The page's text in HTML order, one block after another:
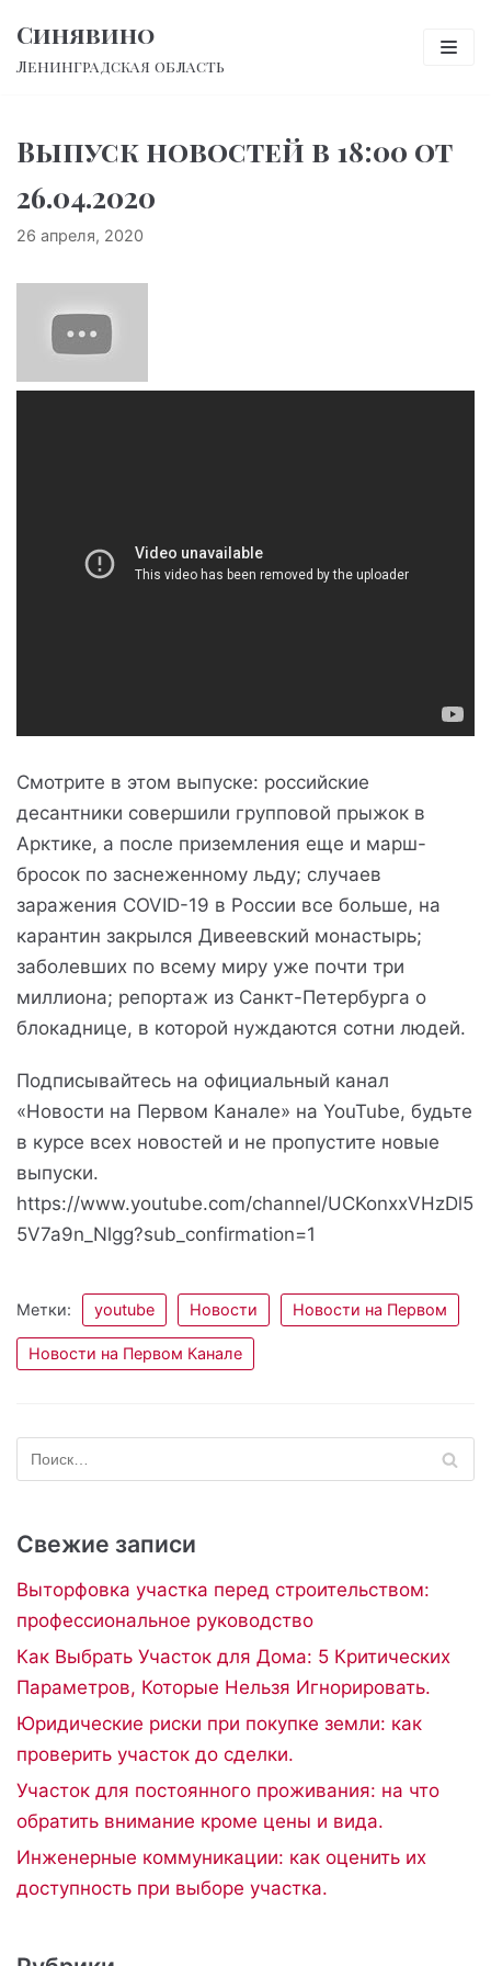
Перейти
к
Синявино
Ленинградская область
Выпуск новостей в 18:00 от
26.04.2020
26 апреля, 2020
Смотрите в этом выпуске: российские
десантники совершили групповой прыжок в
Арктике, а после приземления еще и марш-
бросок по заснеженному льду; случаев
заражения COVID-19 в России все больше, на
карантин закрылся Дивеевский монастырь;
заболевших по всему миру уже почти три
миллиона; репортаж из Санкт-Петербурга о
блокаднице, в которой нуждаются сотни людей.
Подписывайтесь на официальный канал
«Новости на Первом Канале» на YouTube, будьте
в курсе всех новостей и не пропустите новые
выпуски.
https://www.youtube.com/channel/UCKonxxVHzDl5
5V7a9n_Nlgg?sub_confirmation=1
Метки: youtube Новости Новости на Первом
Новости на Первом Канале
Свежие записи
Выторфовка участка перед строительством:
профессиональное руководство
Как Выбрать Участок для Дома: 5 Критических
Параметров, Которые Нельзя Игнорировать.
Юридические риски при покупке земли: как
проверить участок до сделки.
Участок для постоянного проживания: на что
обратить внимание кроме цены и вида.
Инженерные коммуникации: как оценить их
доступность при выборе участка.